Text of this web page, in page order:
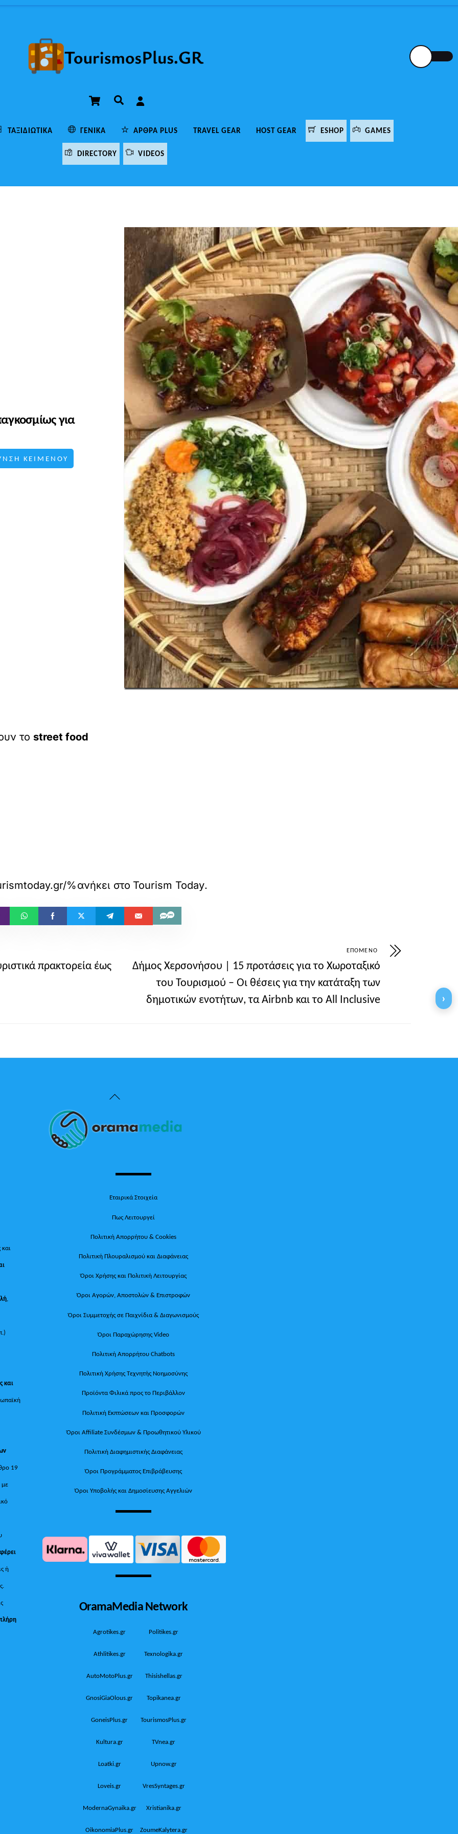
Cart Αναζήτηση
ΤΑΞΙΔΙΩΤΙΚΆ ΓΕΝΙΚΆ ΆΡΘΡΑ PLUS TRAVEL GEAR HOST GEAR ESHOP GAMES
DIRECTORY VIDEOS
για
ΚΕΙΜΕΝΟΥ
το street food
%CE%B1%CF%85%CF%84%CE%AD%CF%82-
ανήκει στο Tourism Today.
πρακτορεία έως
ΕΠΌΜΕΝΟ
Δήμος Χερσονήσου | 15 προτάσεις για το Χωροταξικό
του Τουρισμού – Οι θέσεις για την κατάταξη των
δημοτικών ενοτήτων, τα Airbnb και το All Inclusive
Back
Top
,
και
19
με
ή
Εταιρικά Στοιχεία
Πως Λειτουργεί
Πολιτική Απορρήτου & Cookies
Πολιτική Πλουραλισμού και Διαφάνειας
Όροι Χρήσης και Πολιτική Λειτουργίας
Όροι Αγορών, Αποστολών & Επιστροφών
Όροι Συμμετοχής σε Παιχνίδια & Διαγωνισμούς
Όροι Παραχώρησης Video
Πολιτική Απορρήτου Chatbots
Πολιτική Χρήσης Τεχνητής Νοημοσύνης
Προϊόντα Φιλικά προς το Περιβάλλον
Πολιτική Εκπτώσεων και Προσφορών
Όροι Affiliate Συνδέσμων & Προωθητικού Υλικού
Πολιτική Διαφημιστικής Διαφάνειας
Όροι Προγράμματος Επιβράβευσης
Όροι Υποβολής και Δημοσίευσης Αγγελιών
OramaMedia Network
Agrotikes.gr Politikes.gr
Athlitikes.gr Texnologika.gr
AutoMotoPlus.gr Thisishellas.gr
GnosiGiaOlous.gr Topikanea.gr
GoneisPlus.gr TourismosPlus.gr
Kultura.gr TVnea.gr
Loatki.gr Upnow.gr
Loveis.gr VresSyntages.gr
ModernaGynaika.gr Xristianika.gr
OikonomiaPlus.gr ZoumeKalytera.gr
›